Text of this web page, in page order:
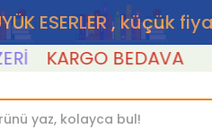
ESERLER , küçük
KARGO BEDAVA